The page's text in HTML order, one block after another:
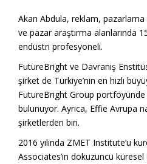
Akan Abdula, reklam,
ve pazar araştırma alanlarında
endüstri profesyoneli.
FutureBright ve Davranış
şirket de Türkiye’nin en hızlı
FutureBright Group portföyünde
bulunuyor. Ayrıca, Effie Avrupa
şirketlerden biri.
2016 yılında ZMET Institute’u
Associates’in dokuzuncu